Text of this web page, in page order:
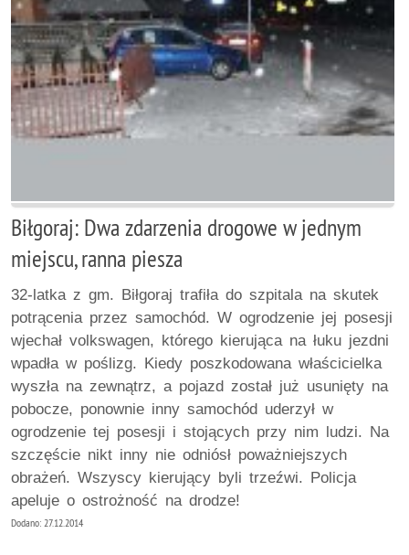
Biłgoraj: Dwa zdarzenia drogowe w jednym
miejscu, ranna piesza
32-latka z gm. Biłgoraj trafiła do szpitala na skutek
potrącenia przez samochód. W ogrodzenie jej posesji
wjechał volkswagen, którego kierująca na łuku jezdni
wpadła w poślizg. Kiedy poszkodowana właścicielka
wyszła na zewnątrz, a pojazd został już usunięty na
pobocze, ponownie inny samochód uderzył w
ogrodzenie tej posesji i stojących przy nim ludzi. Na
szczęście nikt inny nie odniósł poważniejszych
obrażeń. Wszyscy kierujący byli trzeźwi. Policja
apeluje o ostrożność na drodze!
Dodano: 27.12.2014